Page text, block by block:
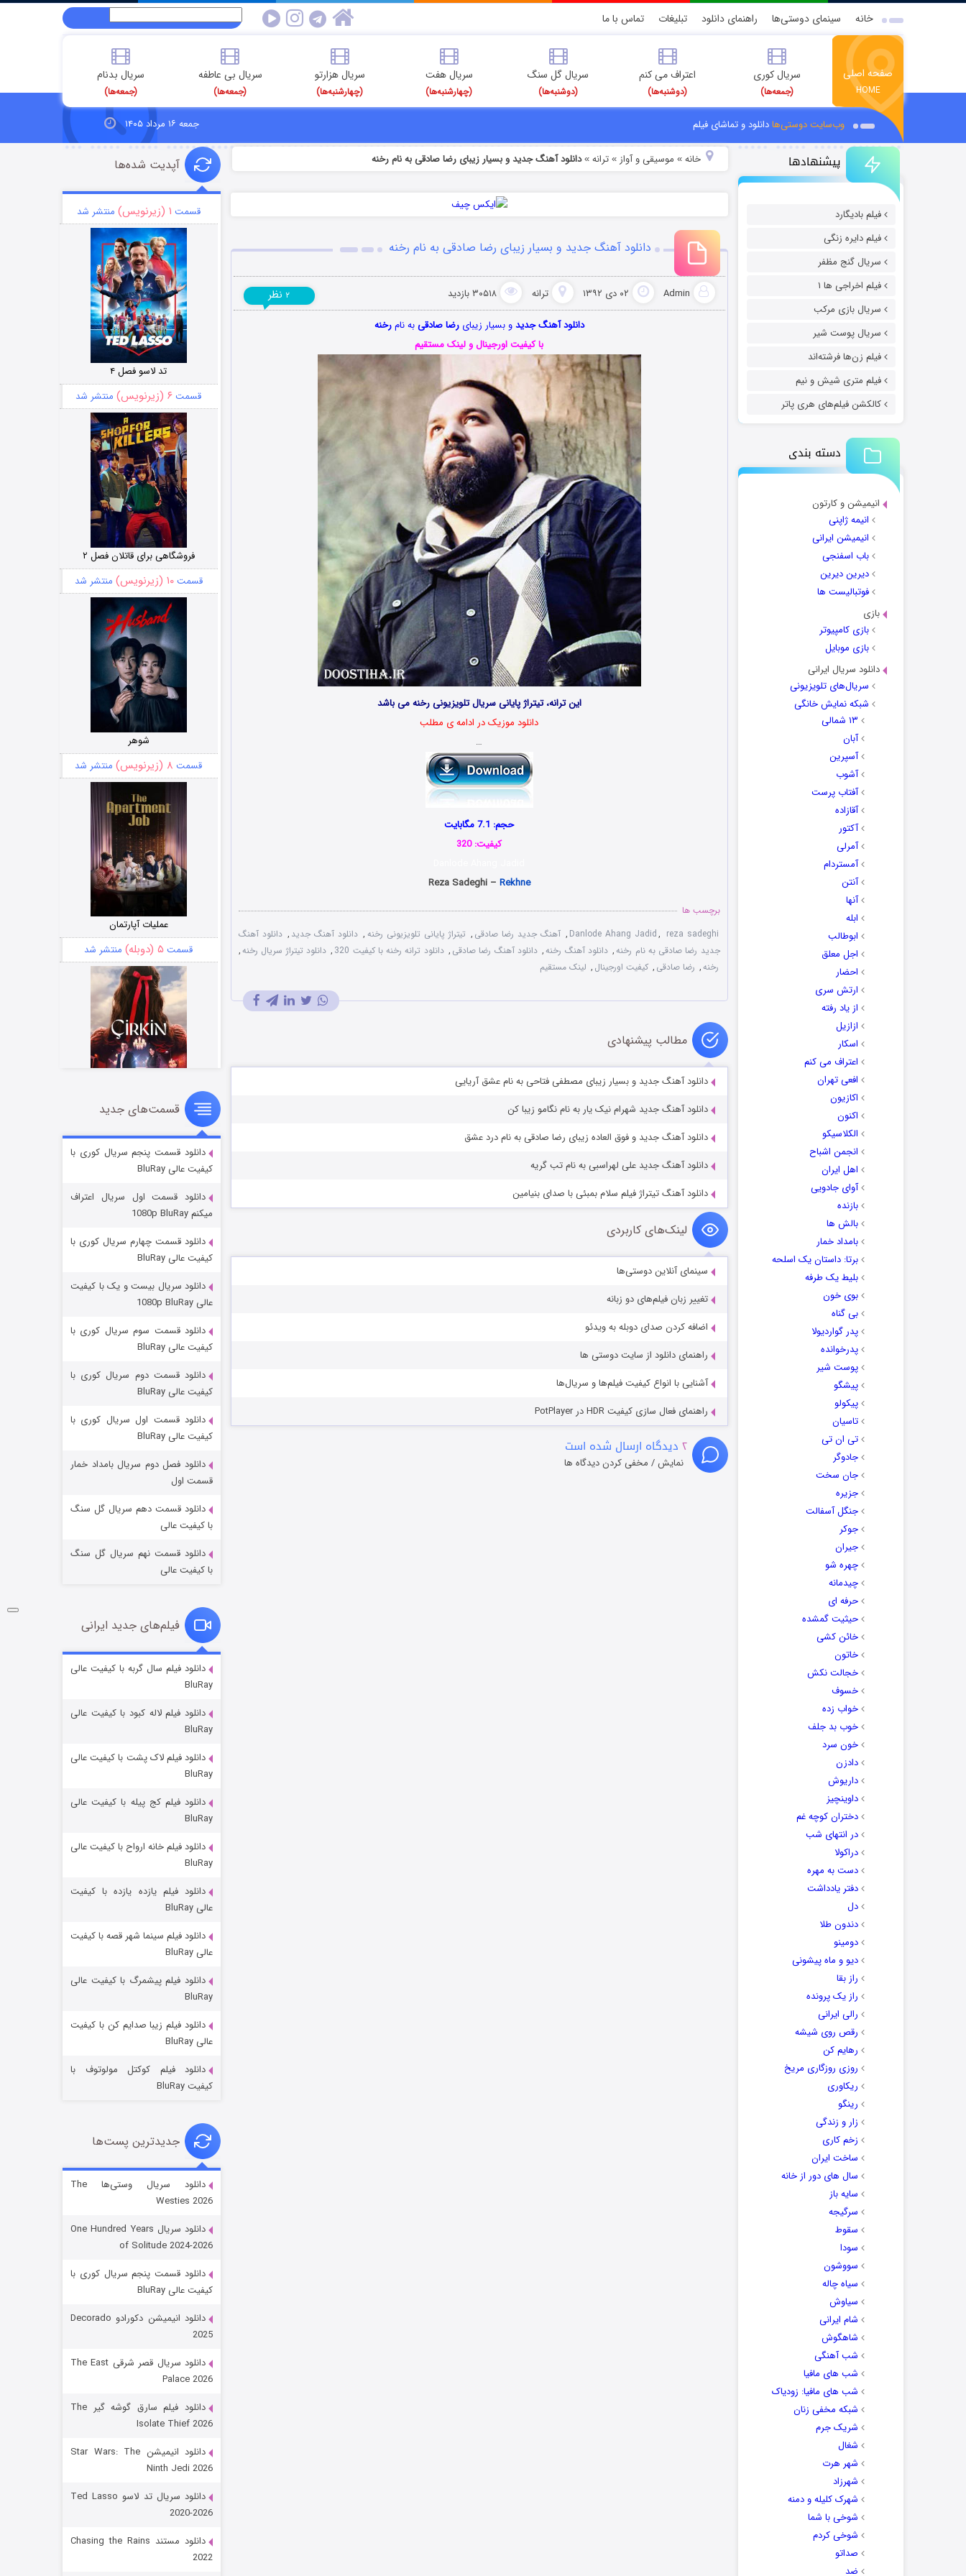
خانه سینمای دوستی‌ها راهنمای دانلود تبلیغات تماس با ما
صفحه اصلی
HOME
سریال کوری
(جمعه‌ها)
اعتراف می کنم
(دوشنبه‌ها)
سریال گل سنگ
(دوشنبه‌ها)
سریال هفت
(چهارشنبه‌ها)
سریال هزارتو
(چهارشنبه‌ها)
سریال بی عاطفه
(جمعه‌ها)
سریال بدنام
(جمعه‌ها)
وب‌سایت دوستی‌هادانلود و تماشای فیلم جمعه ۱۶ مرداد ۱۴۰۵
پیشنهادها
فیلم بادیگارد
فیلم دایره زنگی
سریال گنج مظفر
فیلم اخراجی ها ۱
سریال بازی مرکب
سریال پوست شیر
فیلم زن‌ها فرشته‌اند
فیلم متری شیش و نیم
کالکشن فیلم‌های هری پاتر
دسته بندی
انیمیشن و کارتون
انیمه ژاپنی
انیمیشن ایرانی
باب اسفنجی
دیرین دیرین
فوتبالیست ها
بازی
بازی کامپیوتر
بازی موبایل
دانلود سریال ایرانی
سریال‌های تلویزیونی
شبکه نمایش خانگی
۱۳ شمالی
آبان
آسپرین
آشوب
آفتاب پرست
آقازاده
آکتور
آمرلی
آمستردام
آنتن
آنها
ابله
ابوطالب
اجل معلق
احضار
ارتش سری
از یاد رفته
ازازیل
اسکار
اعتراف می کنم
افعی تهران
اکازیون
اکنون
الکلاسیکو
انجمن اشباح
اهل ایران
آوای جادویی
بازنده
بالش ها
بامداد خمار
برتا: داستان یک اسلحه
بلیط یک‌‌ طرفه
بوی خون
بی گناه
پدر گواردیولا
پدرخوانده
پوست شیر
پیشگو
پیکولو
تاسیان
تی ان تی
جادوگر
جان سخت
جزیره
جنگل آسفالت
جوکر
جیران
چهره شو
چیدمانه
حرفه ای
حیثیت گمشده
خائن کشی
خاتون
خجالت نکش
خسوف
خواب زده
خوب بد جلف
خون سرد
دادزن
داریوش
داوینچیز
دختران کوچه غم
در انتهای شب
دراکولا
دست به مهره
دفتر یادداشت
دل
دندون طلا
دومینو
دیو و ماه پیشونی
راز بقا
راز یک پرونده
رالی ایرانی
رقص روی شیشه
رهایم کن
روزی روزگاری مریخ
ریکاوری
رینگو
زار و زندگی
زخم کاری
ساخت ایران
سال های دور از خانه
سایه باز
سرگیجه
سقوط
سودا
سووشون
سیاه چاله
سیاوش
شام ایرانی
شاهگوش
شب آهنگی
شب های مافیا
شب های مافیا: زودیاک
شبکه مخفی زنان
شریک جرم
شغال
شهر هرت
شهرزاد
شهرک کلیله و دمنه
شوخی با شما
شوخی کردم
صداتو
ضد
خانه» موسیقی و آواز » ترانه»دانلود آهنگ جدید ‏و بسیار زیبای رضا صادقی‬ به نام رخنه
دانلود آهنگ جدید ‏و بسیار زیبای رضا صادقی‬ به نام رخنه
Admin ۰۲ دی ۱۳۹۲ ترانه ۳۰۵۱۸ بازدید ۲ نظر
دانلود آهنگ جدید‏و بسیار زیبایرضا صادقی‬به نامرخنه
با کیفیت اورجینال و لینک مستقیم
این ترانه، تیتراژ پایانی سریال تلویزیونی رخنه می باشد
دانلود موزیک در ادامه ی مطلب
…
حجم: 7.1 مگابایت
کیفیت: 320
Reza Sadeghi – Rekhne
برچسب ها
Danlode Ahang Jadid, reza sadeghi
, آهنگ جدید رضا صادقی , تیتراژ پایانی تلویزیونی رخنه , دانلود آهنگ جدید , دانلود آهنگ
جدید رضا صادقی به نام رخنه, دانلود آهنگ رخنه, دانلود آهنگ رضا صادقی , دانلود ترانه رخنه با کیفیت 320 , دانلود تیتراژ سریال رخنه,
رخنه, رضا صادقی , کیفیت اورجینال , لینک مستقیم
مطالب پیشنهادی
دانلود آهنگ جدید و بسیار زیبای مصطفی فتاحی به نام عشق آریایی
دانلود آهنگ جدید شهرام نیک یار به نام نگامو زیبا کن
دانلود آهنگ جدید و فوق العاده زیبای رضا صادقی به نام درد عشق
دانلود آهنگ جدید علی لهراسبی به نام تب گریه
دانلود آهنگ تیتراژ فیلم سلام بمبئی با صدای بنیامین
لینک‌های کاربردی
سینمای آنلاین دوستی‌ها
تغییر زبان فیلم‌های دو زبانه
اضافه کردن صدای دوبله به ویدئو
راهنمای دانلود از سایت دوستی ها
آشنایی با انواع کیفیت فیلم‌ها و سریال‌ها
راهنمای فعال سازی کیفیت HDR در PotPlayer
۲ دیدگاه ارسال شده است
نمایش / مخفی کردن دیدگاه ها
آپدیت شده‌ها
قسمت ۱ (زیرنویس) منتشر شد
تد لاسو فصل ۴
قسمت ۶ (زیرنویس) منتشر شد
فروشگاهی برای قاتلان فصل ۲
قسمت۱۰ (زیرنویس) منتشر شد
شوهر
قسمت ۸ (زیرنویس) منتشر شد
عملیات آپارتمان
قسمت ۵ (دوبله) منتشر شد
سریال زشت
قسمت۲ (زیرنویس) منتشر شد
مردگان متحرک: شهر مرده ۳
شکست استوارت در نجات جهان
قسمت ۷ (زیرنویس) منتشر شد
شوگر فصل ۲
قسمت
خاندان اژدها فصل ۳
جادوگری در مغولستان
قسمت۶ (زیرنویس)
رویایی برای تو
قسمت ۱۵ (دوبله)
قسمت‌های جدید
دانلود قسمت پنجم سریال کوری با
کیفیت عالی BluRay
دانلود قسمت اول سریال اعتراف
میکنم 1080p BluRay
دانلود قسمت چهارم سریال کوری با
کیفیت عالی BluRay
دانلود سریال بیست و یک با کیفیت
عالی 1080p BluRay
دانلود قسمت سوم سریال کوری با
کیفیت عالی BluRay
دانلود قسمت دوم سریال کوری با
کیفیت عالی BluRay
دانلود قسمت اول سریال کوری با
کیفیت عالی BluRay
دانلود فصل دوم سریال بامداد خمار
قسمت اول
دانلود قسمت دهم سریال گل سنگ
با کیفیت عالی
دانلود قسمت نهم سریال گل سنگ
با کیفیت عالی
فیلم‌های جدید ایرانی
دانلود فیلم سال گربه با کیفیت عالی
BluRay
دانلود فیلم لاله کبود با کیفیت عالی
BluRay
دانلود فیلم لاک پشت با کیفیت عالی
BluRay
دانلود فیلم کج‌ پیله با کیفیت عالی
BluRay
دانلود فیلم خانه ارواح با کیفیت عالی
BluRay
دانلود فیلم یازده یازده با کیفیت
عالی BluRay
دانلود فیلم سینما شهر قصه با کیفیت
عالی BluRay
دانلود فیلم پیشمرگ با کیفیت عالی
BluRay
دانلود فیلم زیبا صدایم کن با کیفیت
عالی BluRay
دانلود فیلم کوکتل مولوتوف با
کیفیت BluRay
جدیدترین پست‌ها
دانلود سریال وستی‌ها The
Westies 2026
دانلود سریال One Hundred Years
of Solitude 2024-2026
دانلود قسمت پنجم سریال کوری با
کیفیت عالی BluRay
دانلود انیمیشن دکورادو Decorado
2025
دانلود سریال قصر شرقی The East
Palace 2026
دانلود فیلم سارق گوشه گیر The
Isolate Thief 2026
دانلود انیمیشن Star Wars: The
Ninth Jedi 2026
دانلود سریال تد لاسو Ted Lasso
2020-2026
دانلود مستند Chasing the Rains
2022